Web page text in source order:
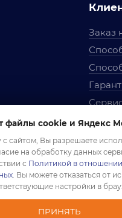
Заказ
файлы cookie и Яндекс
сайтом, Вы разрешаете
на обработку данных
с Политикой в
. Вы можете отказаться от
настройки в
ПРИНЯТЬ